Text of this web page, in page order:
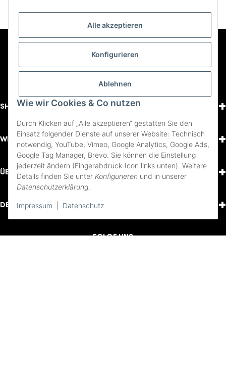
Alle akzeptieren
Konfigurieren
Ablehnen
Wie wir Cookies & Co nutzen
Durch Klicken auf „Alle akzeptieren“ gestatten Sie den
Einsatz folgender Dienste auf unserer Website: Technisch
notwendig, YouTube, Vimeo, Google Analytics, Google Ads,
Google Tag Manager, Brevo. Sie können die Einstellung
jederzeit ändern (Fingerabdruck-Icon links unten). Weitere
Details finden Sie unter Konfigurieren und in unserer
Datenschutzerklärung.
Impressum Datenschutz
SHOPPING +
WISSENSWERTES +
ÜBER UNS +
DEIN KONTO +
FOLGE UNS